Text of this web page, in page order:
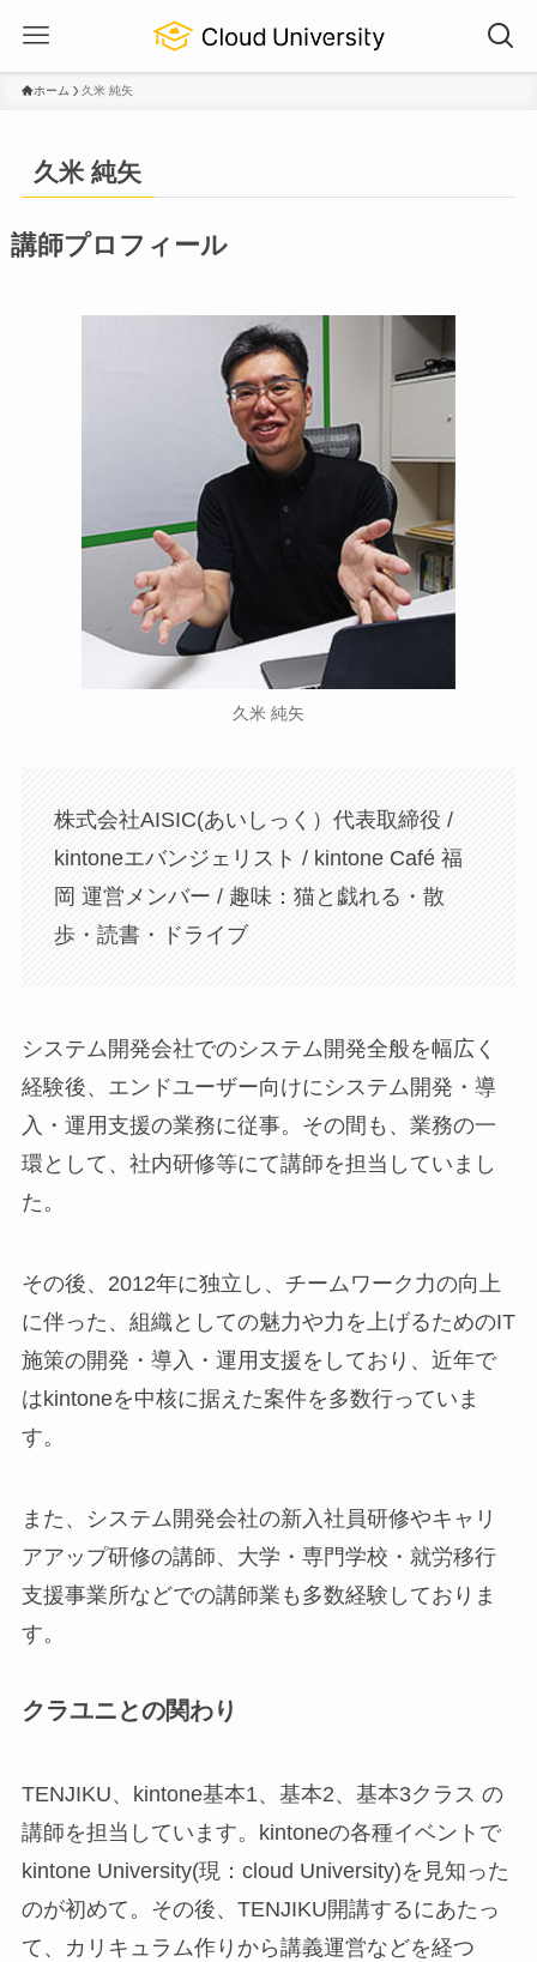
ホーム 久米 純矢
久米 純矢
講師プロフィール
久米 純矢
株式会社AISIC(あいしっく）代表取締役 /
kintoneエバンジェリスト / kintone Café 福
岡 運営メンバー / 趣味：猫と戯れる・散
歩・読書・ドライブ
システム開発会社でのシステム開発全般を幅広く
経験後、エンドユーザー向けにシステム開発・導
入・運用支援の業務に従事。その間も、業務の一
環として、社内研修等にて講師を担当していまし
た。
その後、2012年に独立し、チームワーク力の向上
に伴った、組織としての魅力や力を上げるためのIT
施策の開発・導入・運用支援をしており、近年で
はkintoneを中核に据えた案件を多数行っていま
す。
また、システム開発会社の新入社員研修やキャリ
アアップ研修の講師、大学・専門学校・就労移行
支援事業所などでの講師業も多数経験しておりま
す。
クラユニとの関わり
TENJIKU、kintone基本1、基本2、基本3クラス の
講師を担当しています。kintoneの各種イベントで
kintone University(現：cloud University)を見知った
のが初めて。その後、TENJIKU開講するにあたっ
て、カリキュラム作りから講義運営などを経つ